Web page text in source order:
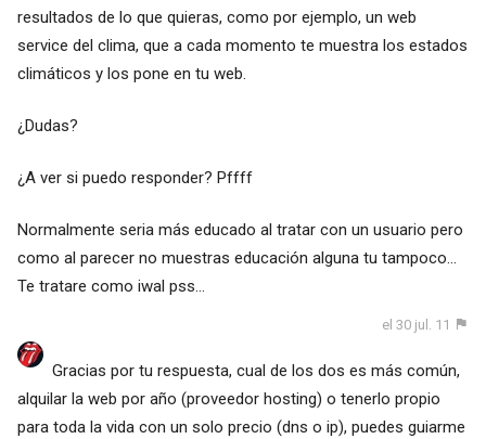
resultados de lo que quieras, como por ejemplo, un web
service del clima, que a cada momento te muestra los estados
climáticos y los pone en tu web.
¿Dudas?
¿A ver si puedo responder? Pffff
Normalmente seria más educado al tratar con un usuario pero
como al parecer no muestras educación alguna tu tampoco...
Te tratare como iwal pss...
el 30 jul. 11
Gracias por tu respuesta, cual de los dos es más común,
alquilar la web por año (proveedor hosting) o tenerlo propio
para toda la vida con un solo precio (dns o ip), puedes guiarme